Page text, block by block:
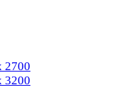
2700
3200